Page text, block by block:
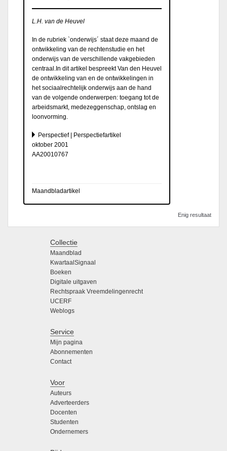
L.H. van de Heuvel
In de rubriek `onderwijs´ staat deze maand de
ontwikkeling van de rechtenstudie en het
onderwijs van de verschillende vakgebieden
centraal.In dit artikel bespreekt Van den Heuvel
de ontwikkeling van en de ontwikkelingen in
het sociaalrechtelijk onderwijs aan de hand
van de volgende onderwerpen: toegang tot de
arbeidsmarkt, medezeggenschap, ontslag en
loonvorming.
Perspectief | Perspectiefartikel
oktober 2001
AA20010767
Maandbladartikel
Enig resultaat
Collectie
Maandblad
KwartaalSignaal
Boeken
Digitale uitgaven
Rechtspraak Vreemdelingenrecht
UCERF
Weblogs
Service
Mijn pagina
Abonnementen
Contact
Voor
Auteurs
Adverteerders
Docenten
Studenten
Ondernemers